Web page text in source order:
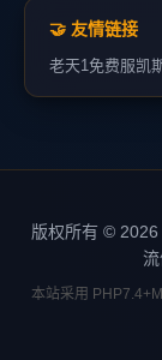
🤝 友情链接
老天1免费服凯
版权所有 © 2026
本站采用